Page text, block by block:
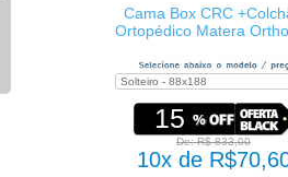
Cama Box CRC
Ortopédico Matera
15
De: R$ 833,00
10x de